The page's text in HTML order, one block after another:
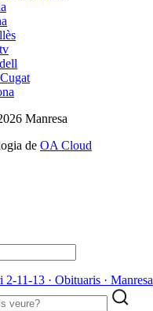
Manresa
de OA Cloud
2-11-13 · Obituaris · Manresa